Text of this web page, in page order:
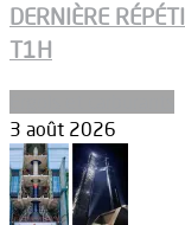
DERNIÈRE
T1H
3 août 2026